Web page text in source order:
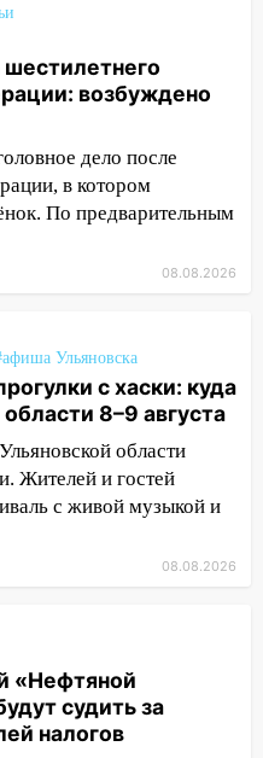
на дом на
мощным
с корнем
крышу с
бить по
перекрыли
фото
не
ливни
без спроса:
похитил у
крышу дома на
и рухнуло
возбуждено
дело после
в котором
По предварительным
08.08.2026
Ульяновска
с хаски: куда
8–9 августа
области
Жителей и гостей
с живой музыкой и
08.08.2026
«Нефтяной
судить за
налогов